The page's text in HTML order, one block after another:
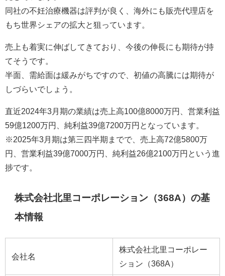
同社の不妊治療機器は評判が良く、海外にも販売代理店を
もち世界シェアの拡大と狙っています。
売上も着実に伸ばしてきており、今後の伸長にも期待が持
てそうです。
半面、需給面は緩みがちですので、初値の高騰には期待が
しづらいでしょう。
直近2024年3月期の業績は売上高100億8000万円、営業利益
59億1200万円、純利益39億7200万円となっています。
※2025年3月期は第三四半期までで、売上高72億5800万
円、営業利益39億7000万円、純利益26億2100万円という進
捗です。
株式会社北里コーポレーション（368A）の基
本情報
会社名
株式会社北里コーポレー
ション（368A）